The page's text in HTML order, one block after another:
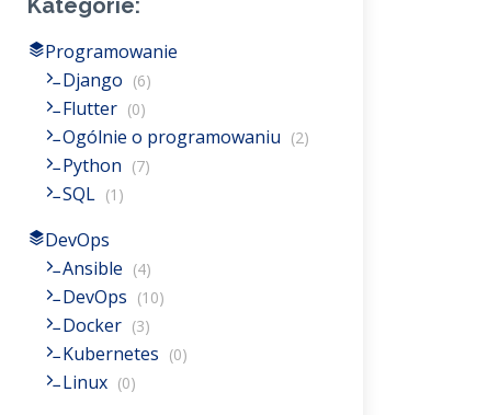
Kategorie:
Programowanie
Django (6)
Flutter (0)
Ogólnie o programowaniu (2)
Python (7)
SQL (1)
DevOps
Ansible (4)
DevOps (10)
Docker (3)
Kubernetes (0)
Linux (0)